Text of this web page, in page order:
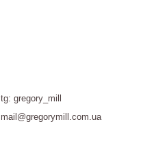
tg: gregory_mill
mail@gregorymill.com.ua